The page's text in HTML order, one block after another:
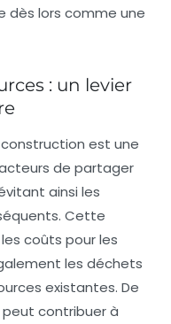
dès lors comme une
: un levier
est une
de partager
ainsi les
Cette
coûts pour les
les déchets
existantes. De
contribuer à